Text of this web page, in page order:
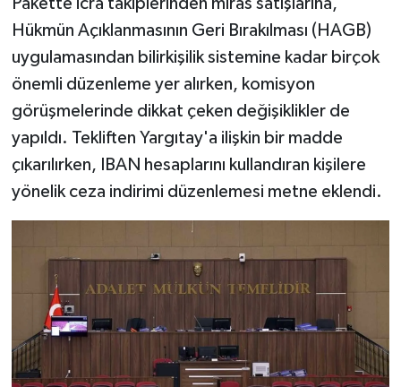
Hükmün Açıklanmasının Geri Bırakılması (HAGB)
uygulamasından bilirkişilik sistemine kadar birçok
önemli düzenleme yer alırken, komisyon
görüşmelerinde dikkat çeken değişiklikler de
yapıldı. Tekliften Yargıtay'a ilişkin bir madde
çıkarılırken, IBAN hesaplarını kullandıran kişilere
yönelik ceza indirimi düzenlemesi metne eklendi.